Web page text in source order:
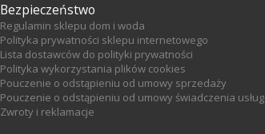
Bezpieczeństwo
Regulamin sklepu dom i woda
Polityka prywatności sklepu internetowego
Lista dostawców do polityki prywatności
Polityka wykorzystania plików cookies
Pouczenie o odstąpieniu od umowy sprzedaży
Pouczenie o odstąpieniu od umowy świadczenia usług
Zwroty i reklamacje